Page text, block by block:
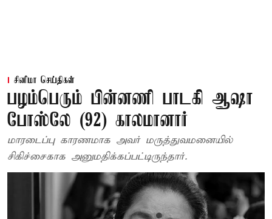
சினிமா செய்திகள்
பழம்பெரும் பின்னணி பாடகி ஆஷா
போஸ்லே (92) காலமானார்
மாரடைப்பு காரணமாக அவர் மருத்துவமனையில்
சிகிச்சைகாக அனுமதிக்கப்பட்டிருந்தார்.